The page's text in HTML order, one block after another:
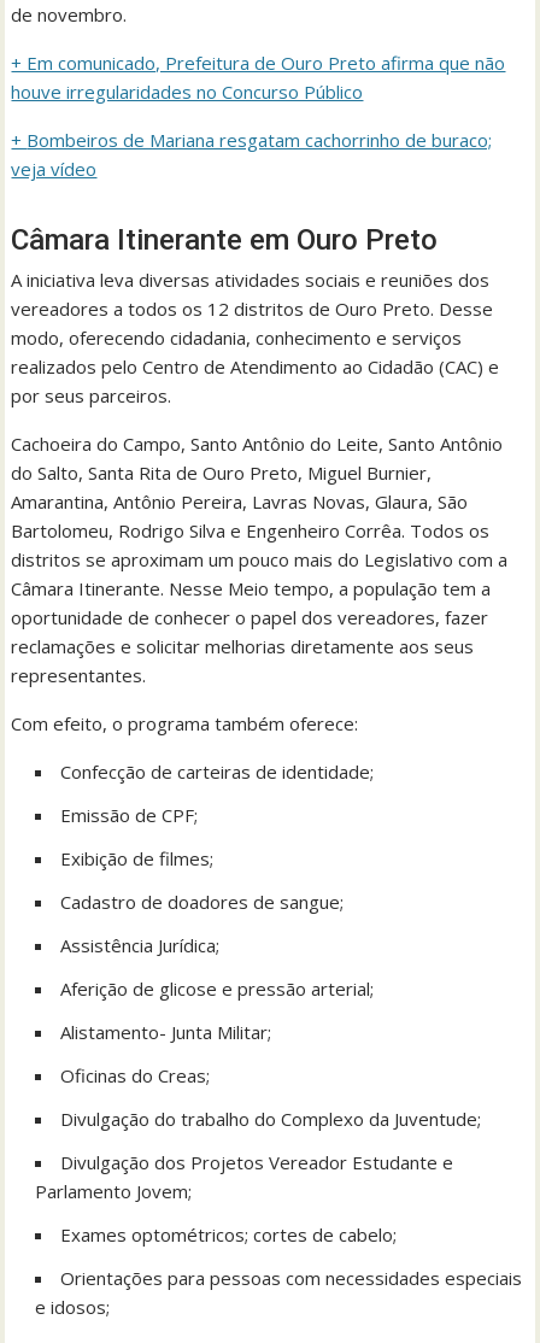
de novembro.
+ Em comunicado, Prefeitura de Ouro Preto afirma que não
houve irregularidades no Concurso Público
+ Bombeiros de Mariana resgatam cachorrinho de buraco;
veja vídeo
Câmara Itinerante em Ouro Preto
A iniciativa leva diversas atividades sociais e reuniões dos
vereadores a todos os 12 distritos de Ouro Preto. Desse
modo, oferecendo cidadania, conhecimento e serviços
realizados pelo Centro de Atendimento ao Cidadão (CAC) e
por seus parceiros.
Cachoeira do Campo, Santo Antônio do Leite, Santo Antônio
do Salto, Santa Rita de Ouro Preto, Miguel Burnier,
Amarantina, Antônio Pereira, Lavras Novas, Glaura, São
Bartolomeu, Rodrigo Silva e Engenheiro Corrêa. Todos os
distritos se aproximam um pouco mais do Legislativo com a
Câmara Itinerante. Nesse Meio tempo, a população tem a
oportunidade de conhecer o papel dos vereadores, fazer
reclamações e solicitar melhorias diretamente aos seus
representantes.
Com efeito, o programa também oferece:
Confecção de carteiras de identidade;
Emissão de CPF;
Exibição de filmes;
Cadastro de doadores de sangue;
Assistência Jurídica;
Aferição de glicose e pressão arterial;
Alistamento- Junta Militar;
Oficinas do Creas;
Divulgação do trabalho do Complexo da Juventude;
Divulgação dos Projetos Vereador Estudante e
Parlamento Jovem;
Exames optométricos; cortes de cabelo;
Orientações para pessoas com necessidades especiais
e idosos;